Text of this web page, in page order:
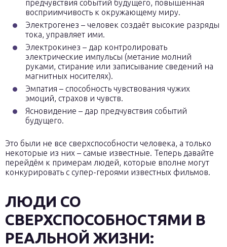
предчувствия событий будущего, повышенная
восприимчивость к окружающему миру.
Электрогенез – человек создаёт высокие разряды
тока, управляет ими.
Электрокинез – дар контролировать
электрические импульсы (метание молний
руками, стирание или записывание сведений на
магнитных носителях).
Эмпатия – способность чувствования чужих
эмоций, страхов и чувств.
Ясновидение – дар предчувствия событий
будущего.
Это были не все сверхспособности человека, а только
некоторые из них – самые известные. Теперь давайте
перейдём к примерам людей, которые вполне могут
конкурировать с супер-героями известных фильмов.
ЛЮДИ СО
СВЕРХСПОСОБНОСТЯМИ В
РЕАЛЬНОЙ ЖИЗНИ: